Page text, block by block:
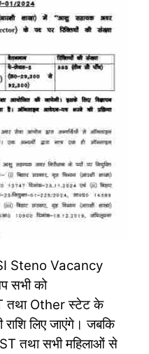
Steno Vacancy
सभी को
तथा Other स्टेट के
लिए जाएंगे। जबकि
तथा सभी महिलाओं से